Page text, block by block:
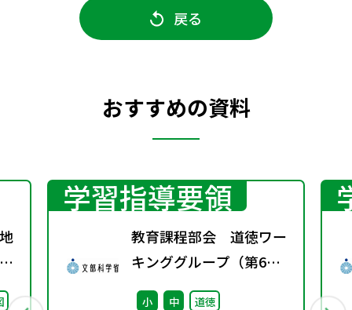
戻る
おすすめの資料
学習指導要領
教育課程部会 道徳ワー
キンググループ（第6
回） 配付資料
小 中 道徳